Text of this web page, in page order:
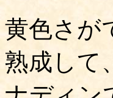
黄色さが
熟成して